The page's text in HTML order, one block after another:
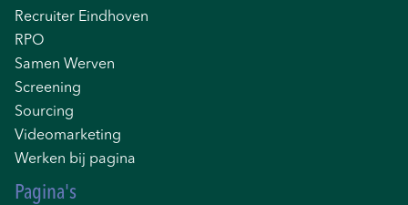
Recruiter Eindhoven
RPO
Samen Werven
Screening
Sourcing
Videomarketing
Werken bij pagina
Pagina's